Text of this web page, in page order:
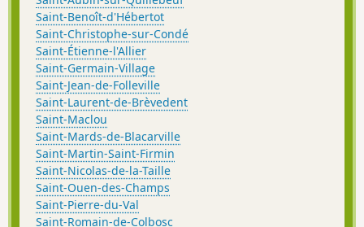
Saint-Benoît-d'Hébertot
Saint-Christophe-sur-Condé
Saint-Étienne-l'Allier
Saint-Germain-Village
Saint-Jean-de-Folleville
Saint-Laurent-de-Brèvedent
Saint-Maclou
Saint-Mards-de-Blacarville
Saint-Martin-Saint-Firmin
Saint-Nicolas-de-la-Taille
Saint-Ouen-des-Champs
Saint-Pierre-du-Val
Saint-Romain-de-Colbosc